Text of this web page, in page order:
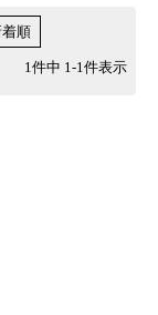
着順
1 件中 1 -1 件表示